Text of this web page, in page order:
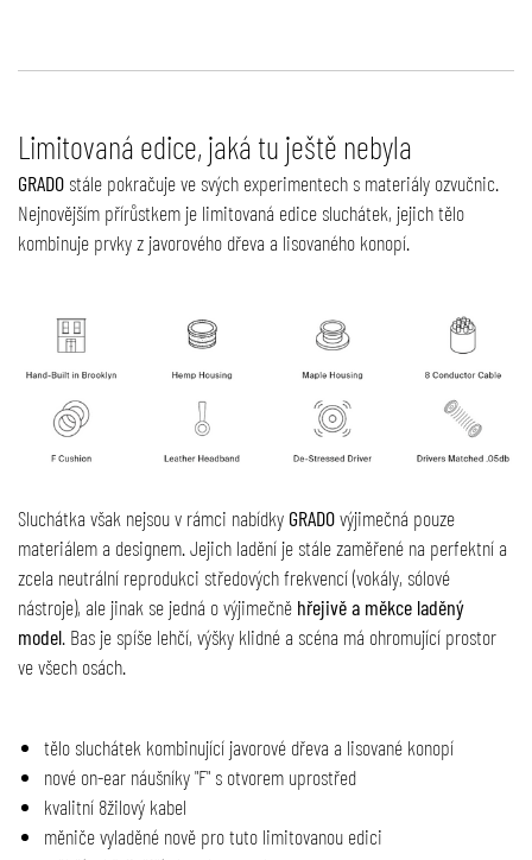
Limitovaná edice, jaká tu ještě nebyla
GRADOstále pokračuje ve svých experimentech s materiály ozvučnic.
Nejnovějším přírůstkem je limitovaná edice sluchátek, jejich tělo
kombinuje prvky z javorového dřeva a lisovaného konopí.
Sluchátka však nejsou v rámci nabídky GRADOvýjimečná pouze
materiálem a designem. Jejich ladění je stále zaměřené na perfektní a
zcela neutrální reprodukci středových frekvencí (vokály, sólové
nástroje), ale jinak se jedná o výjimečně hřejivě a měkce laděný
model. Bas je spíše lehčí, výšky klidné a scéna má ohromující prostor
ve všech osách.
tělo sluchátek kombinující javorové dřeva a lisované konopí
nové on-ear náušníky "F" s otvorem uprostřed
kvalitní 8žilový kabel
měniče vyladěné nově pro tuto limitovanou edici